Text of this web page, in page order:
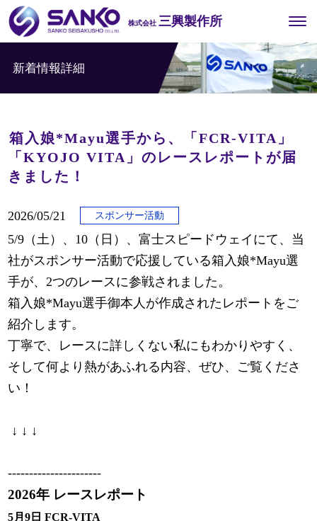
株式会社三興製作所
新着情報詳細
箱入娘*Mayu選手から、「FCR-VITA」
「KYOJO VITA」のレースレポートが届
きました！
2026/05/21 スポンサー活動
5/9（土）、10（日）、富士スピードウェイにて、当
社がスポンサー活動で応援している箱入娘*Mayu選
手が、2つのレースに参戦されました。
箱入娘*Mayu選手御本人が作成されたレポートをご
紹介します。
丁寧で、レースに詳しくない私にもわかりやすく、
そして何より熱があふれる内容、ぜひ、ご覧くださ
い！
↓ ↓ ↓
----------------------
2026年 レースレポート
5月9日 FCR-VITA